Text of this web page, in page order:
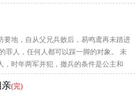
要地，自从父兄兵败后，易鸣鸢再未踏进
罪人，任何人都可以踩一脚的对象。 未
，时年两军并犯，撤兵的条件是公主和
亲(完)